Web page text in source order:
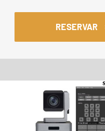
RESERVAR